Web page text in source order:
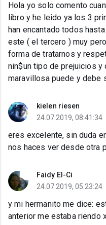
Hola yo solo comento
libro y he leido ya los 3
han encantado todos
este ( el tercero ) muy
forma de tratarnos y
nin$un tipo de prejuicios y
maravillosa puede y debe
kielen riesen
24.07.2019, 08:41:34
eres excelente, sin duda
nos haces ver desde
Faidy El-Ci
24.07.2019, 05:23:24
y mi hermanito me dice:
anterior me estaba riendo